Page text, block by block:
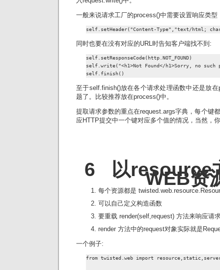
一般来说请求工厂的process()中需要设置响应类型
self.setHeader("Content-Type","text/html;
同时也要在没有对应的URL时告知客户端找不到:
self.setResponseCode(http.NOT_FOUND)
self.write("<h1>Not Found</h1>Sorry, no such
self.finish()
至于self.finish()放在各个请求处理函数中还是放
题了。比较推荐放在process()中。
提取请求参数的重点在request.args字典，每个键
应HTTP提交中一个键对应多个值的情况，当然，
6 以resource
WEB资
每个资源都是
可以自己定义构造函数
要重载 render(self,request) 方法来响应请
render 方法中的request对象实际就是
一个例子:
from twisted.web import